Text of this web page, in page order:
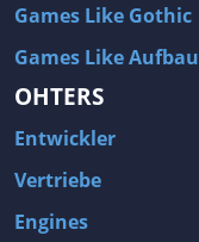
Games Like Gothic
Games Like Aufbau
OHTERS
Entwickler
Vertriebe
Engines